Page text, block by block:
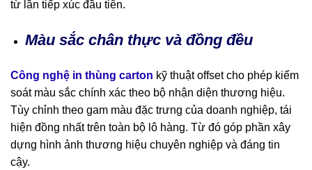
từ lần tiếp xúc đầu tiên.
Màu sắc chân thực và đồng đều
Công nghệ in thùng carton kỹ thuật offset cho phép kiểm
soát màu sắc chính xác theo bộ nhận diện thương hiệu.
Tùy chỉnh theo gam màu đặc trưng của doanh nghiệp, tái
hiện đồng nhất trên toàn bộ lô hàng. Từ đó góp phần xây
dựng hình ảnh thương hiệu chuyên nghiệp và đáng tin
cậy.